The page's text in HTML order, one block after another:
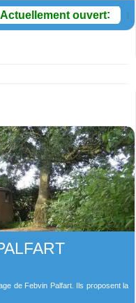
Actuellement ouvert:
de Febvin Palfart. Ils proposent la